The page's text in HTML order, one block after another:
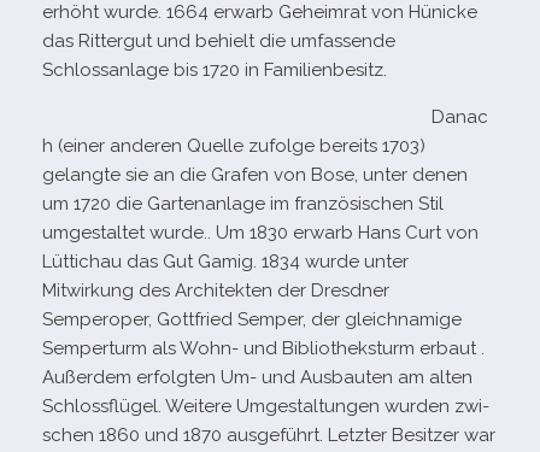
erhöht wurde. 1664 erwarb Geheimrat von Hünicke
das Rittergut und behielt die umfas­sende
Schlossanlage bis 1720 in Familienbesitz.
Danac
h (einer ande­ren Quelle zufolge bereits 1703)
gelangte sie an die Grafen von Bose, unter denen
um 1720 die Gartenanlage im fran­zö­si­schen Stil
umge­stal­tet wurde.. Um 1830 erwarb Hans Curt von
Lüttichau das Gut Gamig. 1834 wurde unter
Mitwirkung des Architekten der Dresdner
Semperoper, Gottfried Semper, der gleich­na­mige
Semperturm als Wohn- und Bibliotheksturm erbaut .
Außerdem erfolg­ten Um- und Ausbauten am alten
Schlossflügel. Weitere Umgestaltungen wur­den zwi­
schen 1860 und 1870 aus­ge­führt. Letzter Besitzer war